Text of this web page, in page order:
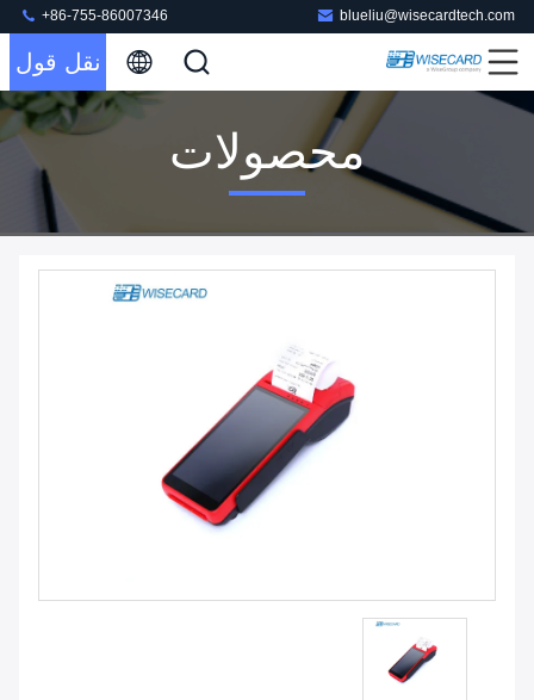
blueliu@wisecardtech.com
+86-755-86007346
نقل قول
محصولات